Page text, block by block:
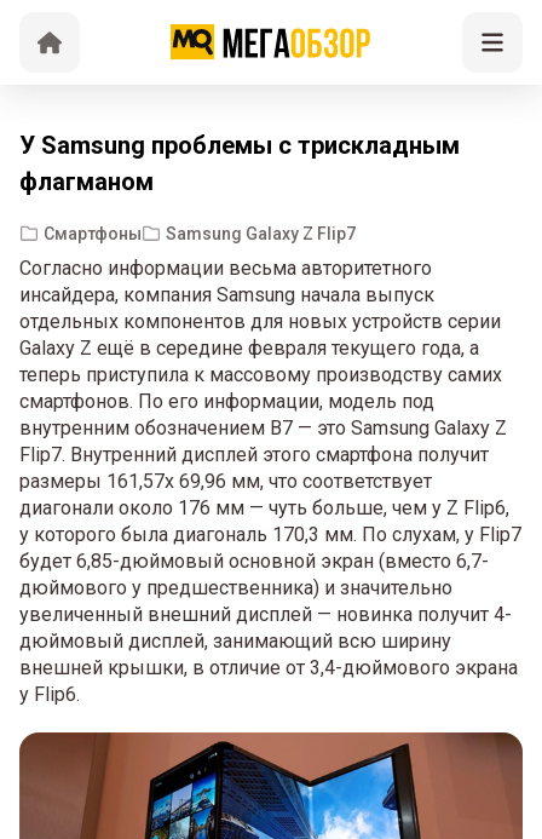
У Samsung проблемы с трискладным
флагманом
Смартфоны Samsung Galaxy Z Flip7
Согласно информации весьма авторитетного
инсайдера, компания Samsung начала выпуск
отдельных компонентов для новых устройств серии
Galaxy Z ещё в середине февраля текущего года, а
теперь приступила к массовому производству самих
смартфонов. По его информации, модель под
внутренним обозначением B7 — это Samsung Galaxy Z
Flip7. Внутренний дисплей этого смартфона получит
размеры 161,57х 69,96 мм, что соответствует
диагонали около 176 мм — чуть больше, чем у Z Flip6,
у которого была диагональ 170,3 мм. По слухам, у Flip7
будет 6,85-дюймовый основной экран (вместо 6,7-
дюймового у предшественника) и значительно
увеличенный внешний дисплей — новинка получит 4-
дюймовый дисплей, занимающий всю ширину
внешней крышки, в отличие от 3,4-дюймового экрана
у Flip6.